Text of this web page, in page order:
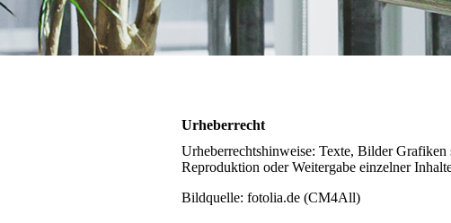
Urheberrecht
Urheberrechtshinweise: Texte, Bilder
Reproduktion oder Weitergabe einzelner
Bildquelle: fotolia.de (CM4All)